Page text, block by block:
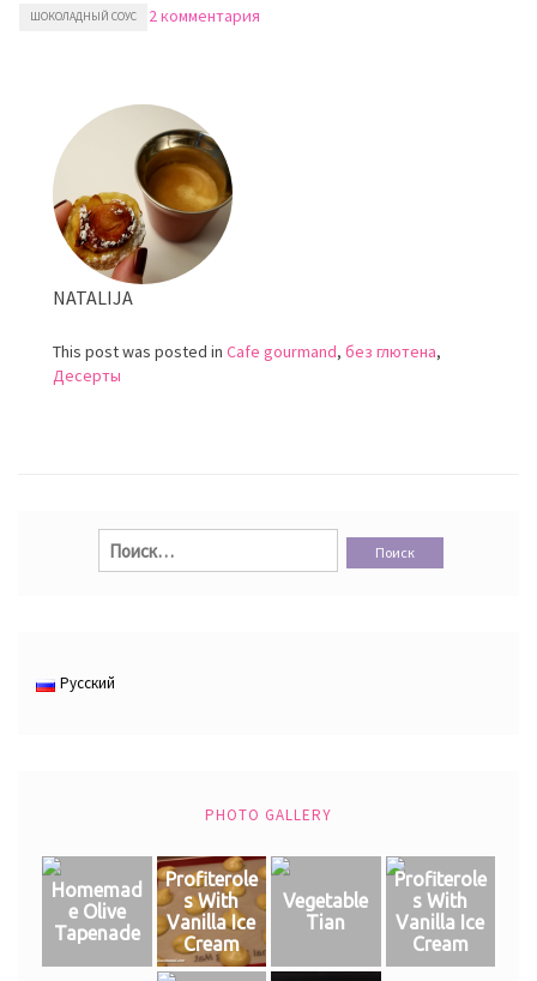
ШОКОЛАДНЫЙ СОУС 2 комментария
NATALIJA
This post was posted in Cafe gourmand, без глютена,
Десерты
Найти:
Русский
PHOTO GALLERY
Homemad
e Olive
Tapenade
Profiterole
s With
Vanilla Ice
Cream
Vegetable
Tian
Profiterole
s With
Vanilla Ice
Cream